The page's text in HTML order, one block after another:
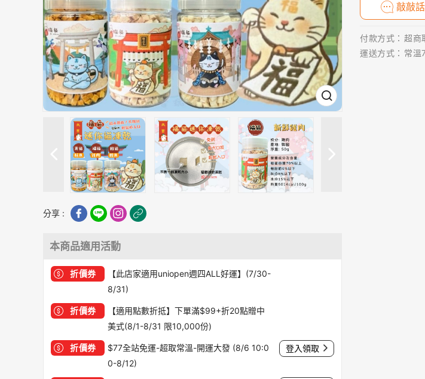
分享 :
本商品適用活動
折價券
【此店家適用uniopen週四ALL好運】(7/30-
8/31)
折價券
【適用點數折抵】下單滿$99+折20點贈中
美式(8/1-8/31 限10,000份)
折價券
$77全站免運-超取常溫-開運大發 (8/6 10:0
0-8/12)
登入領取
敲敲話
付款方式： 超商
運送方式： 常溫